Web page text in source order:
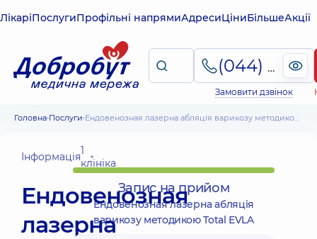
ЛікаріПослугиПрофільні напрямиАдресиЦіниБільшеАкції
(044) 495-2-888
Замовити дзвінок
Головна Послуги Ендовенозная лазерна абляція варикозу методикою Total EVLA
Інформація1
клініка
Ендовенозная
лазерна
Запис на прийом
Ендовенозная лазерна абляція
варикозу методикою Total EVLA